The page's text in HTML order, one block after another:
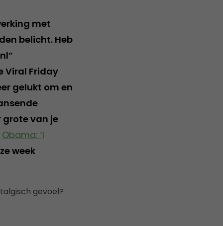
met
belicht. Heb
Viral Friday
gelukt om en
grote van je
Obama: ‘I
week
gevoel?